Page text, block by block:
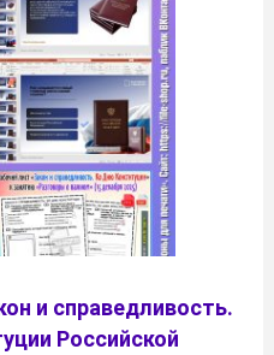
и справедливость.
Российской